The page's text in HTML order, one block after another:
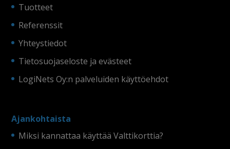
Tuotteet
Referenssit
Yhteystiedot
Tietosuojaseloste ja evästeet
LogiNets Oy:n palveluiden käyttöehdot
Ajankohtaista
Miksi kannattaa käyttää Valttikorttia?